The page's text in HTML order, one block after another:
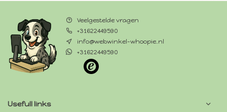
Veelgestelde vragen
+31622449590
info@webwinkel-whoopie.nl
+31622449590
Usefull links